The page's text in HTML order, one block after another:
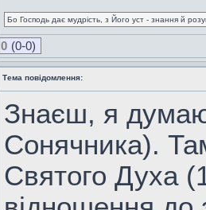
Бо Господь дає мудрість, з Його уст - знання й
0 (0-0)
Тема повідомлення:
Знаєш, я
Сонячника).
Святого Духа